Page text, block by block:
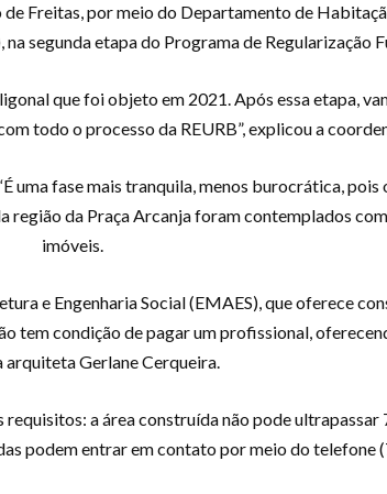
Freitas, por meio do Departamento de
segunda etapa do Programa de Regularização
que foi objeto em 2021. Após essa etapa,
todo o processo da REURB”, explicou a
uma fase mais tranquila, menos burocrática,
região da Praça Arcanja foram contemplados
imóveis.
e Engenharia Social (EMAES), que oferece
tem condição de pagar um profissional,
arquiteta Gerlane Cerqueira.
a área construída não pode ultrapassar
podem entrar em contato por meio do telefone